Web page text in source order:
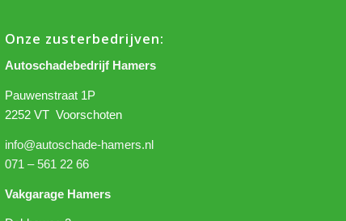
Onze zusterbedrijven:
Autoschadebedrijf Hamers
Pauwenstraat 1P
2252 VT Voorschoten
info@autoschade-hamers.nl
071 – 561 22 66
Vakgarage Hamers